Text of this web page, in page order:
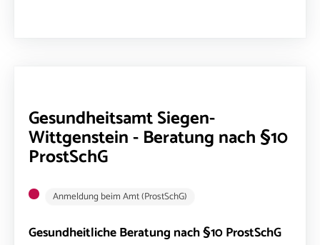
Gesundheitsamt Siegen-
Wittgenstein - Beratung nach §10
ProstSchG
Anmeldung beim Amt (ProstSchG)
Gesundheitliche Beratung nach §10 ProstSchG